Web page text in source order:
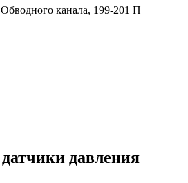
канала, 199-201 П
давления